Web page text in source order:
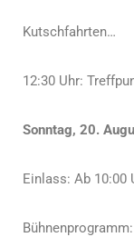
Kutschfahrten…
12:30 Uhr:
Sonntag, 20.
Einlass: Ab 10:00